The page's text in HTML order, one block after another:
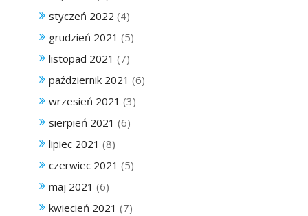
styczeń 2022 (4)
grudzień 2021 (5)
listopad 2021 (7)
październik 2021 (6)
wrzesień 2021 (3)
sierpień 2021 (6)
lipiec 2021 (8)
czerwiec 2021 (5)
maj 2021 (6)
kwiecień 2021 (7)